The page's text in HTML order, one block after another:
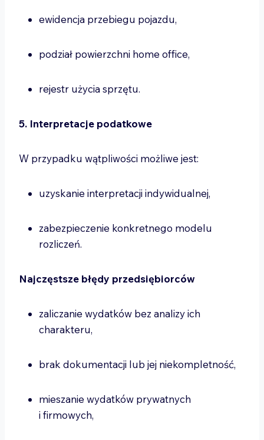
ewidencja przebiegu pojazdu,
podział powierzchni home office,
rejestr użycia sprzętu.
5. Interpretacje podatkowe
W przypadku wątpliwości możliwe jest:
uzyskanie interpretacji indywidualnej,
zabezpieczenie konkretnego modelu
rozliczeń.
Najczęstsze błędy przedsiębiorców
zaliczanie wydatków bez analizy ich
charakteru,
brak dokumentacji lub jej niekompletność,
mieszanie wydatków prywatnych
i firmowych,